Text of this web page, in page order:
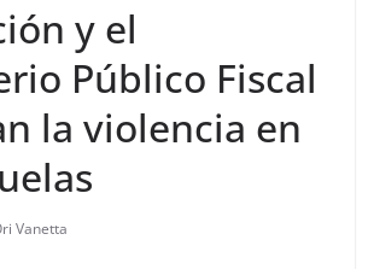
y el
Público Fiscal
la violencia en
Vanetta